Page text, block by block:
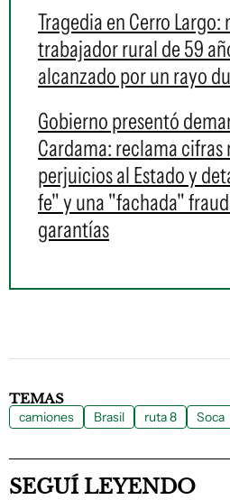
Tragedia en Cerro
trabajador rural de 59
alcanzado por un rayo
Gobierno presentó
Cardama: reclama
perjuicios al Estado y
fe" y una "fachada"
garantías
TEMAS
camiones Brasil ruta 8 Soca
SEGUÍ LEYENDO